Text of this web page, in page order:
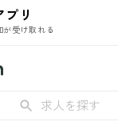
リ
が受け取れる
求人を探す